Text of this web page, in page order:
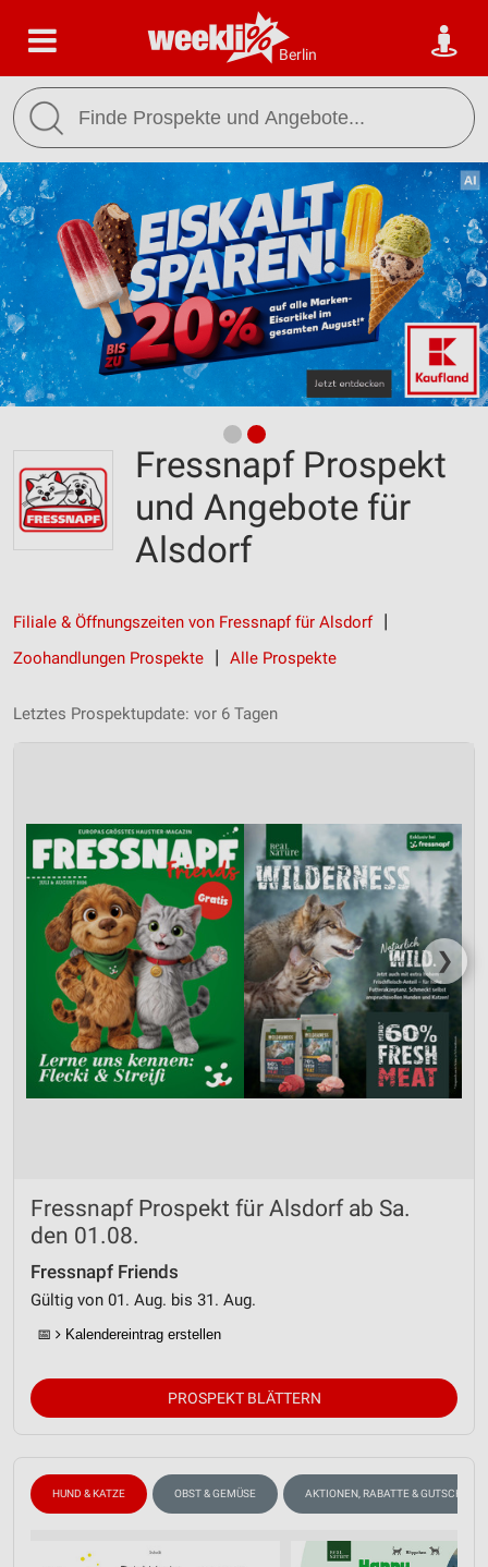
Berlin
Fressnapf Prospekt
und Angebote für
Alsdorf
Filiale & Öffnungszeiten von Fressnapf für Alsdorf
Zoohandlungen Prospekte
Alle Prospekte
Letztes Prospektupdate: vor 6 Tagen
❯
Fressnapf Prospekt für Alsdorf ab Sa.
den 01.08.
Fressnapf Friends
Gültig von 01. Aug. bis 31. Aug.
📅 Kalendereintrag erstellen
PROSPEKT BLÄTTERN
HUND & KATZE OBST & GEMÜSE AKTIONEN, RABATTE & GUTSCHEINE